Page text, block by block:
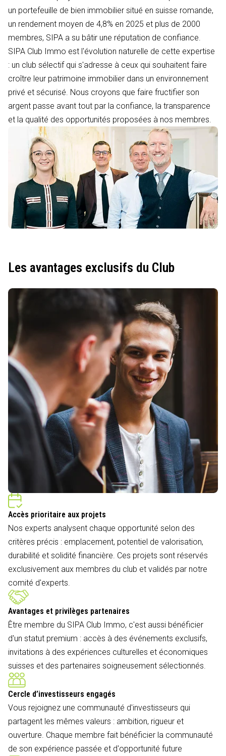
un portefeuille de bien immobilier situé en suisse romande,
un rendement moyen de 4,8% en 2025 et plus de 2000
membres, SIPA a su bâtir une réputation de confiance.
SIPA Club Immo est l'évolution naturelle de cette expertise
: un club sélectif qui s'adresse à ceux qui souhaitent faire
croître leur patrimoine immobilier dans un environnement
privé et sécurisé. Nous croyons que faire fructifier son
argent passe avant tout par la confiance, la transparence
et la qualité des opportunités proposées à nos membres.
Les avantages exclusifs du Club
Accès prioritaire aux projets
Nos experts analysent chaque opportunité selon des
critères précis : emplacement, potentiel de valorisation,
durabilité et solidité financière. Ces projets sont réservés
exclusivement aux membres du club et validés par notre
comité d'experts.
Avantages et privilèges partenaires
Être membre du SIPA Club Immo, c'est aussi bénéficier
d'un statut premium : accès à des événements exclusifs,
invitations à des expériences culturelles et économiques
suisses et des partenaires soigneusement sélectionnés.
Cercle d’investisseurs engagés
Vous rejoignez une communauté d'investisseurs qui
partagent les mêmes valeurs : ambition, rigueur et
ouverture. Chaque membre fait bénéficier la communauté
de son expérience passée et d'opportunité future